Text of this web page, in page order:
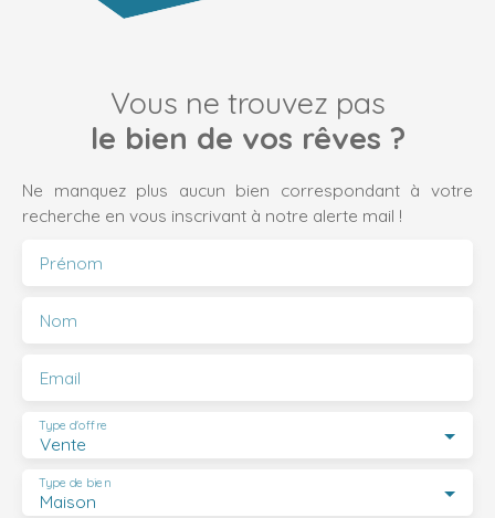
Vous ne trouvez pas
le bien de vos rêves ?
Ne manquez plus aucun bien correspondant à votre
recherche en vous inscrivant à notre alerte mail !
Prénom
Nom
Email
Vente
Type d'offre
Maison
Type de bien